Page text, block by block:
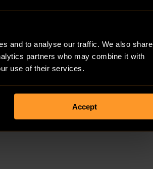
and to analyse our traffic. We also share
partners who may combine it with
use of their services.
Accept